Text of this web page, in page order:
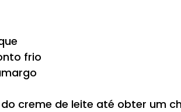
frio
creme de leite até obter um